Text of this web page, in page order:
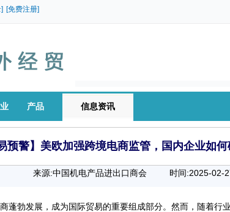
[免费注册]
产品 信息资讯
预警】美欧加强跨境电商监管，国内企业如
来源:中国机电产品进出口商会
时间:2025-02-
蓬勃发展，成为国际贸易的重要组成部分。然而，随着行